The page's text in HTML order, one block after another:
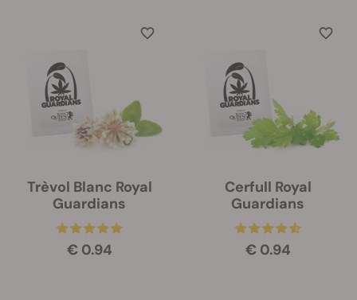
Trèvol Blanc Royal
Guardians
€ 0.94
Cerfull Royal
Guardians
€ 0.94